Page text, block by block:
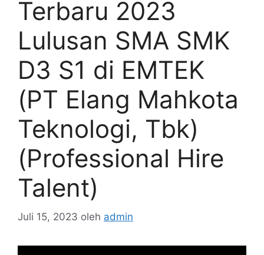
Terbaru 2023
Lulusan SMA SMK
D3 S1 di EMTEK
(PT Elang Mahkota
Teknologi, Tbk)
(Professional Hire
Talent)
Juli 15, 2023 oleh admin